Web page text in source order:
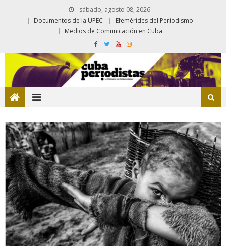
sábado, agosto 08, 2026
Documentos de la UPEC
Efemérides del Periodismo
Medios de Comunicación en Cuba